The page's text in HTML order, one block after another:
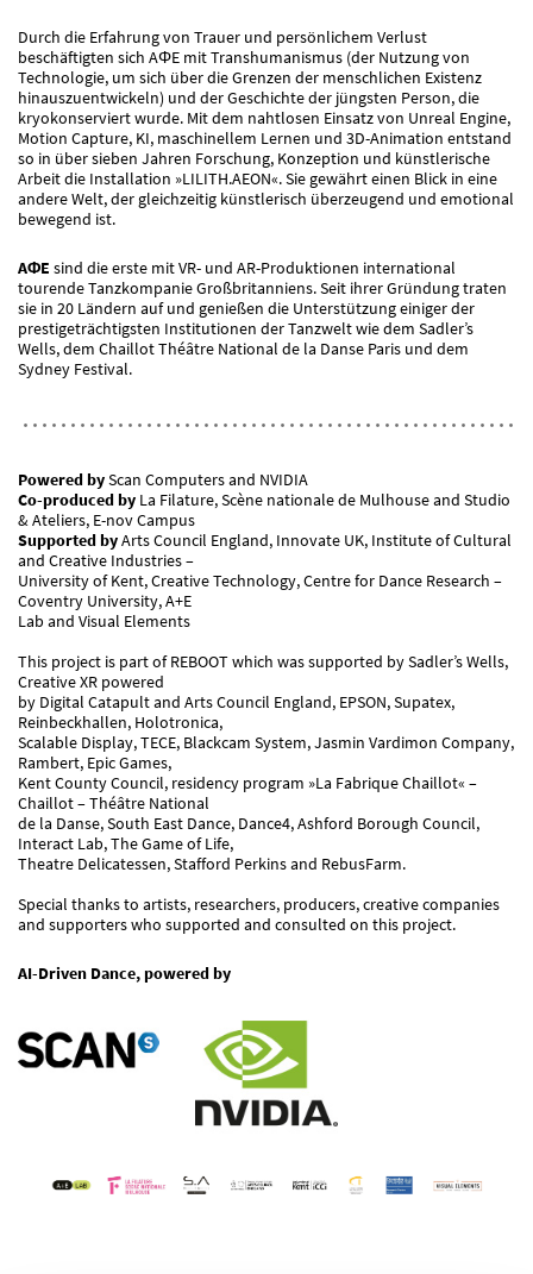
Durch die Erfahrung von Trauer und persönlichem Verlust
beschäftigten sich AΦE mit Transhumanismus (der Nutzung von
Technologie, um sich über die Grenzen der menschlichen Existenz
hinauszuentwickeln) und der Geschichte der jüngsten Person, die
kryokonserviert wurde. Mit dem nahtlosen Einsatz von Unreal Engine,
Motion Capture, KI, maschinellem Lernen und 3D-Animation entstand
so in über sieben Jahren Forschung, Konzeption und künstlerische
Arbeit die Installation »LILITH.AEON«. Sie gewährt einen Blick in eine
andere Welt, der gleichzeitig künstlerisch überzeugend und emotional
bewegend ist.
AΦE sind die erste mit VR- und AR-Produktionen international
tourende Tanzkompanie Großbritanniens. Seit ihrer Gründung traten
sie in 20 Ländern auf und genießen die Unterstützung einiger der
prestigeträchtigsten Institutionen der Tanzwelt wie dem Sadler’s
Wells, dem Chaillot Théâtre National de la Danse Paris und dem
Sydney Festival.
Powered byScan Computers and NVIDIA
Co-produced by La Filature, Scène nationale de Mulhouse and Studio
& Ateliers, E-nov Campus
Supported byArts Council England, Innovate UK, Institute of Cultural
and Creative Industries –
University of Kent, Creative Technology, Centre for Dance Research –
Coventry University, A+E
Lab and Visual Elements
This project is part of REBOOT which was supported by Sadler’s Wells,
Creative XR powered
by Digital Catapult and Arts Council England, EPSON, Supatex,
Reinbeckhallen, Holotronica,
Scalable Display, TECE, Blackcam System, Jasmin Vardimon Company,
Rambert, Epic Games,
Kent County Council, residency program »La Fabrique Chaillot« –
Chaillot – Théâtre National
de la Danse, South East Dance, Dance4, Ashford Borough Council,
Interact Lab, The Game of Life,
Theatre Delicatessen, Stafford Perkins and RebusFarm.
Special thanks to artists, researchers, producers, creative companies
and supporters who supported and consulted on this project.
AI-Driven Dance, powered by